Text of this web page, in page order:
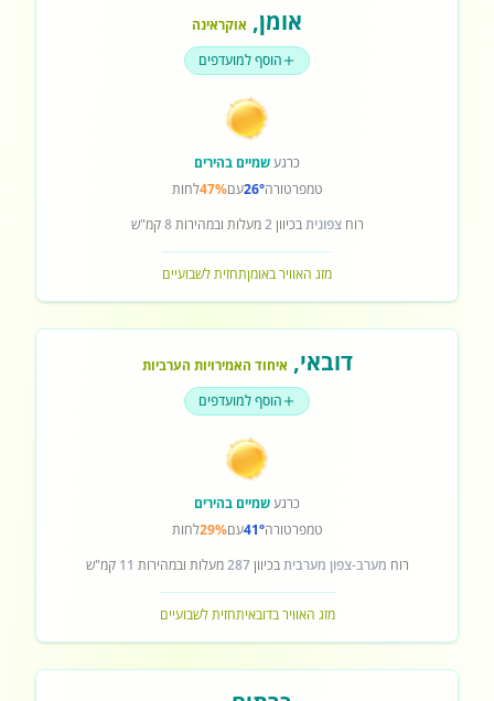
אומן, אוקראינה
הוסף למועדפים
כרגעשמיים בהירים
טמפרטורה26°עם47%לחות
רוחצפוניתבכיוון2מעלות ובמהירות8קמ"ש
מזג האוויר באומןתחזית לשבועיים
דובאי, איחוד האמירויות הערביות
הוסף למועדפים
כרגעשמיים בהירים
טמפרטורה41°עם29%לחות
רוח מערב-צפון מערביתבכיוון287מעלות ובמהירות 11 קמ"ש
מזג האוויר בדובאיתחזית לשבועיים